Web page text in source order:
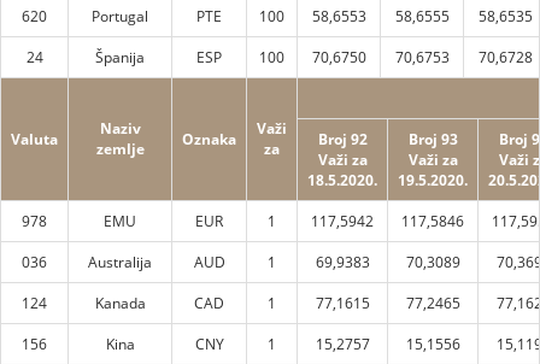
620
Portugal PTE 100 58,6553 58,6555
58,6535
24
Španija ESP 100 70,6750 70,6753 70,6728
Valuta
Naziv
zemlje
Oznaka
Važi
za
Broj 92
Važi za
18.5.2020.
Broj 93
Važi za
19.5.2020.
Broj
Važi
978
EMU EUR 1 117,5942 117,5846
036
Australija AUD 1 69,9383 70,3089
124
Kanada CAD 1 77,1615 77,2465
156
Kina CNY 1 15,2757 15,1556